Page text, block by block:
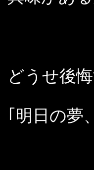
どうせ後
｢明日の夢